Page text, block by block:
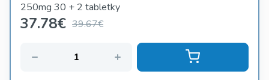
250mg 30 + 2 tabletky
37.78€ 39.67€